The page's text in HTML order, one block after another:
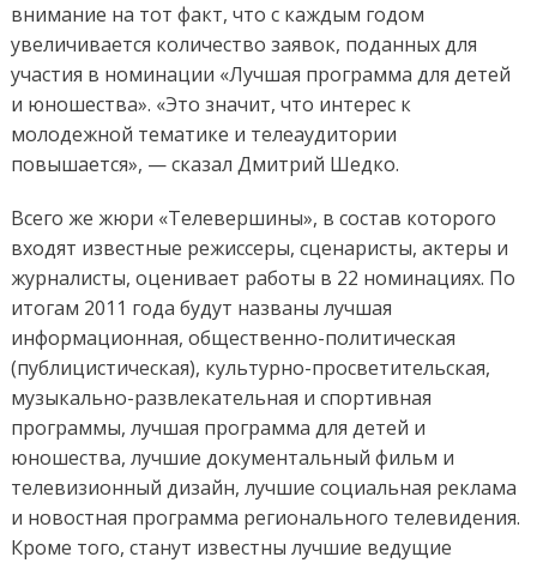
внимание на тот факт, что с каждым годом
увеличивается количество заявок, поданных для
участия в номинации «Лучшая программа для детей
и юношества». «Это значит, что интерес к
молодежной тематике и телеаудитории
повышается», — сказал Дмитрий Шедко.
Всего же жюри «Телевершины», в состав которого
входят известные режиссеры, сценаристы, актеры и
журналисты, оценивает работы в 22 номинациях. По
итогам 2011 года будут названы лучшая
информационная, общественно-политическая
(публицистическая), культурно-просветительская,
музыкально-развлекательная и спортивная
программы, лучшая программа для детей и
юношества, лучшие документальный фильм и
телевизионный дизайн, лучшие социальная реклама
и новостная программа регионального телевидения.
Кроме того, станут известны лучшие ведущие